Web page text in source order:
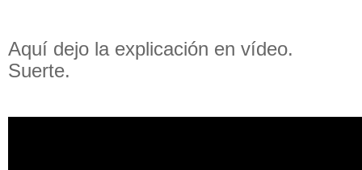
Aquí dejo la explicación en vídeo.
Suerte.